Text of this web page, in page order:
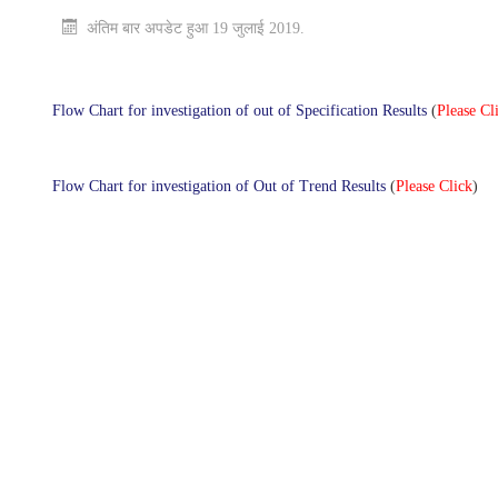
अंतिम बार अपडेट हुआ 19 जुलाई 2019.
Flow Chart for investigation of out of Specification Results (Please
Flow Chart for investigation of Out of Trend Results (Please Click)